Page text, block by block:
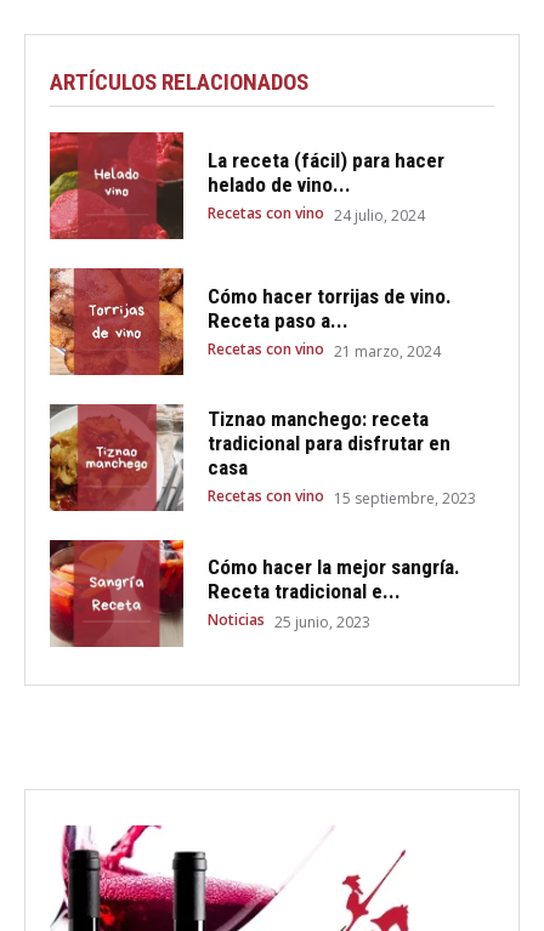
ARTÍCULOS RELACIONADOS
La receta (fácil) para hacer
helado de vino...
Recetas con vino 24 julio, 2024
Cómo hacer torrijas de vino.
Receta paso a...
Recetas con vino 21 marzo, 2024
Tiznao manchego: receta
tradicional para disfrutar en
casa
Recetas con vino 15 septiembre, 2023
Cómo hacer la mejor sangría.
Receta tradicional e...
Noticias 25 junio, 2023